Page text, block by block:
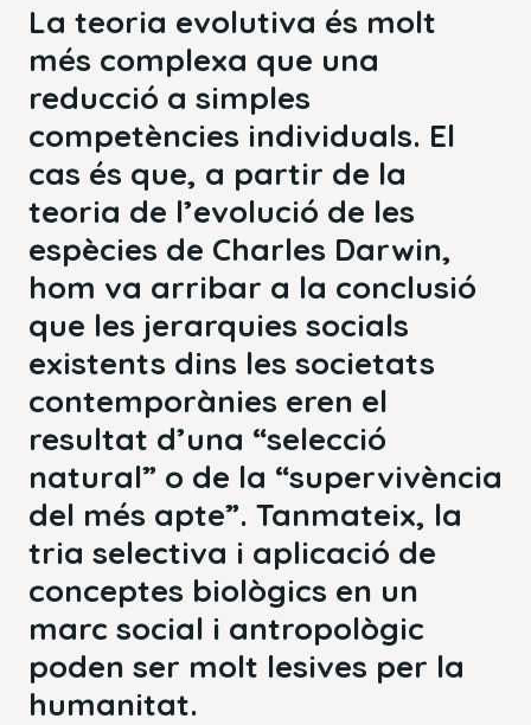
La teoria evolutiva és molt
més complexa que una
reducció a simples
competències individuals. El
cas és que, a partir de la
teoria de l’evolució de les
espècies de Charles Darwin,
hom va arribar a la conclusió
que les jerarquies socials
existents dins les societats
contemporànies eren el
resultat d’una “selecció
natural” o de la “supervivència
del més apte”. Tanmateix, la
tria selectiva i aplicació de
conceptes biològics en un
marc social i antropològic
poden ser molt lesives per la
humanitat.